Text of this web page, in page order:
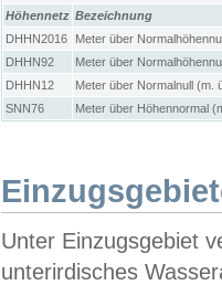
Höhennetz Bezeichnung
DHHN2016
Meter über
DHHN92
Meter über
DHHN12
Meter über Normalnull (m.
SNN76
Meter über Höhennormal
Unter Einzugsgebiet
unterirdisches